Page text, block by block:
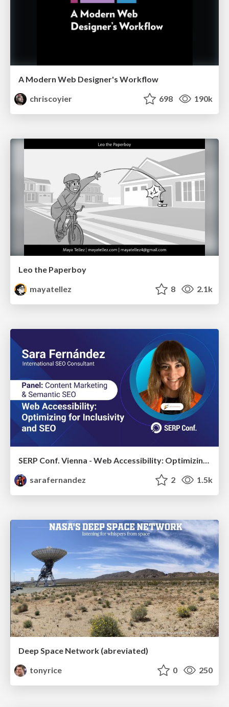
A Modern Web Designer's Workflow
chriscoyier
698 190k
Leo the Paperboy
mayatellez
8 2.1k
SERP Conf. Vienna - Web Accessibility: Optimizing for Inclusivity and SEO
sarafernandez
2 1.5k
Deep Space Network (abreviated)
tonyrice
0 250